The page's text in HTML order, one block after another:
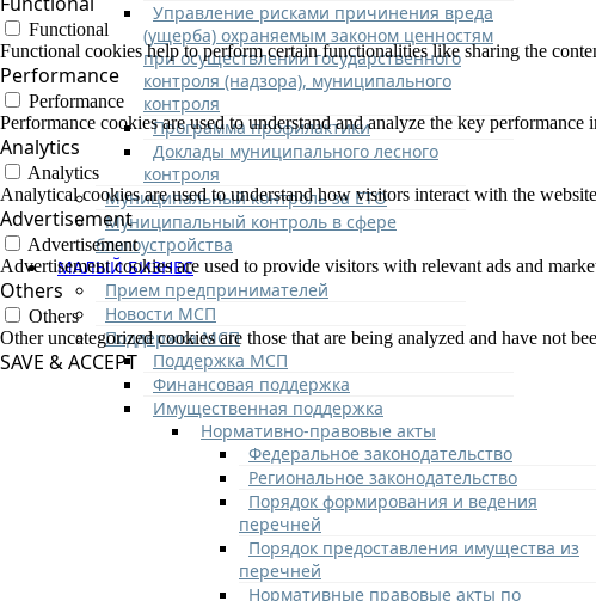
Управление рисками причинения вреда
(ущерба) охраняемым законом ценностям
при осуществлении государственного
контроля (надзора), муниципального
контроля
Программа профилактики
Доклады муниципального лесного
контроля
Муниципальный контроль за ЕТО
Муниципальный контроль в сфере
благоустройства
МАЛЫЙ БИЗНЕС
Прием предпринимателей
Новости МСП
Поддержка МСП
Поддержка МСП
Финансовая поддержка
Имущественная поддержка
Нормативно-правовые акты
Федеральное законодательство
Региональное законодательство
Порядок формирования и ведения
перечней
Порядок предоставления имущества из
перечней
Нормативные правовые акты по
Functional
Functional cookies help to perform certain functionalities like sharing the
Performance
Performance
Performance cookies are used to understand and analyze the key
Analytics
Analytics
Analytical cookies are used to understand how visitors interact with the
Advertisement
Advertisement
Advertisement cookies are used to provide visitors with relevant ads and
Others
Others
Other uncategorized cookies are those that are being analyzed and have not
SAVE & ACCEPT